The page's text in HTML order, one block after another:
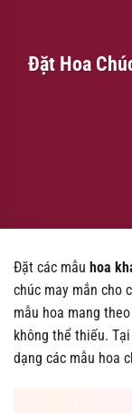
Đặt Hoa
Đặt các mẫu hoa
chúc may mắn cho
mẫu hoa mang
không thể thiếu.
dạng các mẫu hoa